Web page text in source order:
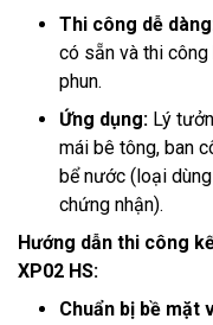
Thi công dễ
có sẵn và thi
phun.
Ứng dụng: Lý
mái bê tông, ban
bể nước (loại
chứng nhận).
Hướng dẫn thi công
XP02 HS:
Chuẩn bị bề mặt